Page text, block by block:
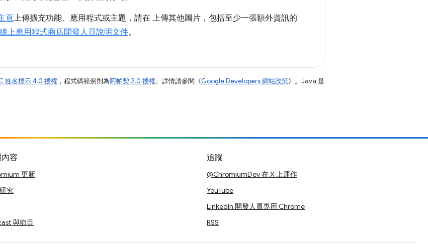
頁上傳擴充功能、應用程式或主題，請在 上傳其他圖片，包括至少一張額外資訊的
上應用程式商店開發人員說明文件。
姓名標示 4.0 授權 ，程式碼範例則為阿帕契 2.0 授權。詳情請參閱《Google Developers 網站政策》。Java 是
容
更新
究
與節目
追蹤
@ChromiumDev 在 X 上運作
YouTube
LinkedIn 開發人員專用 Chrome
RSS